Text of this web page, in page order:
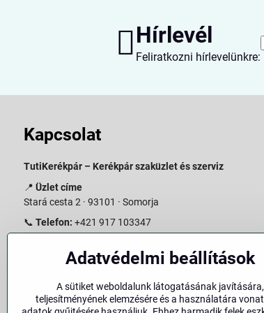
Hírlevél
Feliratkozni hírlevelünkre:
Kapcsolat
TutiKerékpár – Kerékpár szaküzlet és szerviz
📍 Üzlet címe
Stará cesta 2 · 93101 · Somorja
📞 Telefon: +421 917 103347
Nyitvatartás:
Hétfő–Péntek: 09:00–15:00
Szombat: 09:00–11:00
Adatvédelmi beállítások
A sütiket weboldalunk látogatásának javítására,
teljesítményének elemzésére és a használatára